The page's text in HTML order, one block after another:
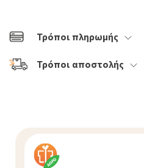
Τρόποι πληρωμής
Τρόποι αποστολής